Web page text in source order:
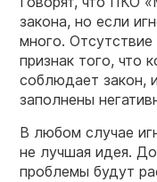
закона, но если
много.
признак того, что
соблюдает закон,
заполнены
В любом случае
не лучшая идея.
проблемы будут